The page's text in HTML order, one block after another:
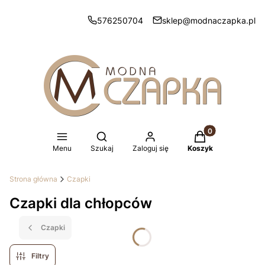
576250704 sklep@modnaczapka.pl
Menu
Otwórz wyszukiwarkę
Szukaj Zaloguj się
Produkty w
Koszyk
Strona główna Czapki
Czapki dla chłopców
Czapki
Filtry